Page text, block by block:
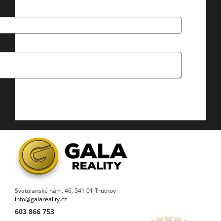
Svatojanské nám. 46, 541 01 Trutnov
info@galareality.cz
603 866 753